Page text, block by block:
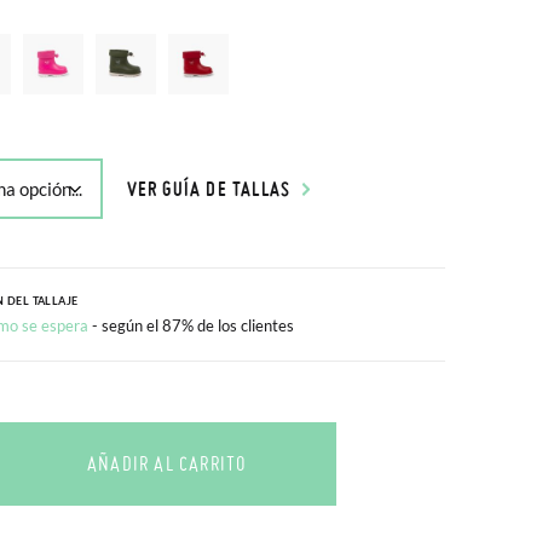
VER GUÍA DE TALLAS
DEL TALLAJE
se espera - según el 87% de los clientes
AÑADIR AL CARRITO